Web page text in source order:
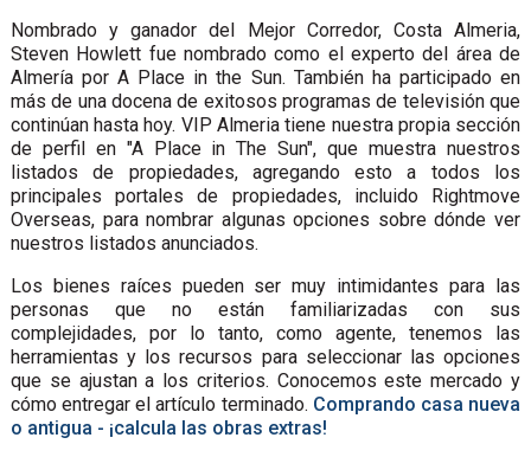
Nombrado y ganador del Mejor Corredor, Costa Almeria,
Steven Howlett fue nombrado como el experto del área de
Almería por A Place in the Sun. También ha participado en
más de una docena de exitosos programas de televisión que
continúan hasta hoy. VIP Almeria tiene nuestra propia sección
de perfil en "A Place in The Sun", que muestra nuestros
listados de propiedades, agregando esto a todos los
principales portales de propiedades, incluido Rightmove
Overseas, para nombrar algunas opciones sobre dónde ver
nuestros listados anunciados.
Los bienes raíces pueden ser muy intimidantes para las
personas que no están familiarizadas con sus
complejidades, por lo tanto, como agente, tenemos las
herramientas y los recursos para seleccionar las opciones
que se ajustan a los criterios. Conocemos este mercado y
cómo entregar el artículo terminado. Comprando casa nueva
o antigua - ¡calcula las obras extras!